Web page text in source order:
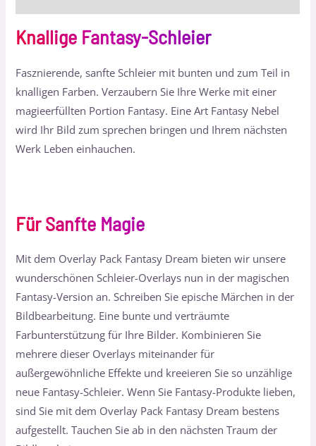
Knallige Fantasy-Schleier
Fasznierende, sanfte Schleier mit bunten und zum Teil in
knalligen Farben. Verzaubern Sie Ihre Werke mit einer
magieerfüllten Portion Fantasy. Eine Art Fantasy Nebel
wird Ihr Bild zum sprechen bringen und Ihrem nächsten
Werk Leben einhauchen.
Für Sanfte Magie
Mit dem Overlay Pack Fantasy Dream bieten wir unsere
wunderschönen Schleier-Overlays nun in der magischen
Fantasy-Version an. Schreiben Sie epische Märchen in der
Bildbearbeitung. Eine bunte und verträumte
Farbunterstützung für Ihre Bilder. Kombinieren Sie
mehrere dieser Overlays miteinander für
außergewöhnliche Effekte und kreeieren Sie so unzählige
neue Fantasy-Schleier. Wenn Sie Fantasy-Produkte lieben,
sind Sie mit dem Overlay Pack Fantasy Dream bestens
aufgestellt. Tauchen Sie ab in den nächsten Traum der